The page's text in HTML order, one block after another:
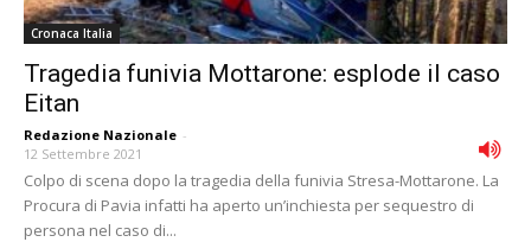
Cronaca Italia
Tragedia funivia Mottarone: esplode il caso
Eitan
Redazione Nazionale -
12 Settembre 2021
Colpo di scena dopo la tragedia della funivia Stresa-Mottarone. La
Procura di Pavia infatti ha aperto un’inchiesta per sequestro di
persona nel caso di...